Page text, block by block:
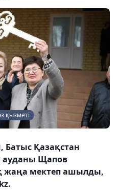
қызметі
Батыс Қазақстан
ауданы Щапов
жаңа мектеп ашылды,